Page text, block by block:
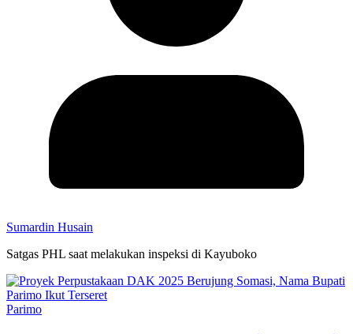
Sumardin Husain
Satgas PHL saat melakukan inspeksi di Kayuboko
Parimo